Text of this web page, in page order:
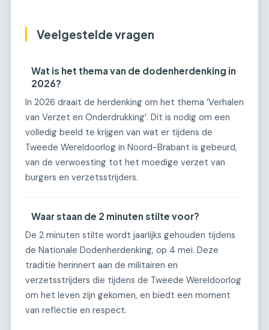
Veelgestelde vragen
Wat is het thema van de dodenherdenking in
2026?
In 2026 draait de herdenking om het thema ‘Verhalen
van Verzet en Onderdrukking’. Dit is nodig om een
volledig beeld te krijgen van wat er tijdens de
Tweede Wereldoorlog in Noord-Brabant is gebeurd,
van de verwoesting tot het moedige verzet van
burgers en verzetsstrijders.
Waar staan de 2 minuten stilte voor?
De 2 minuten stilte wordt jaarlijks gehouden tijdens
de Nationale Dodenherdenking, op 4 mei. Deze
traditie herinnert aan de militairen en
verzetsstrijders die tijdens de Tweede Wereldoorlog
om het leven zijn gekomen, en biedt een moment
van reflectie en respect.